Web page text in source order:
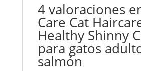
4 valoraciones
Care Cat
Healthy Shinny
para gatos
salmón